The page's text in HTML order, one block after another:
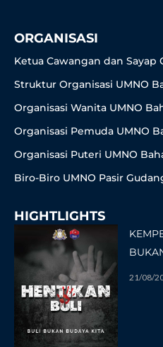
ORGANISASI
Ketua Cawangan dan Sayap
Struktur Organisasi UMNO
Organisasi Wanita UMNO
Organisasi Pemuda UMNO
Organisasi Puteri UMNO
Biro-Biro UMNO Pasir
HIGHTLIGHTS
21/08/